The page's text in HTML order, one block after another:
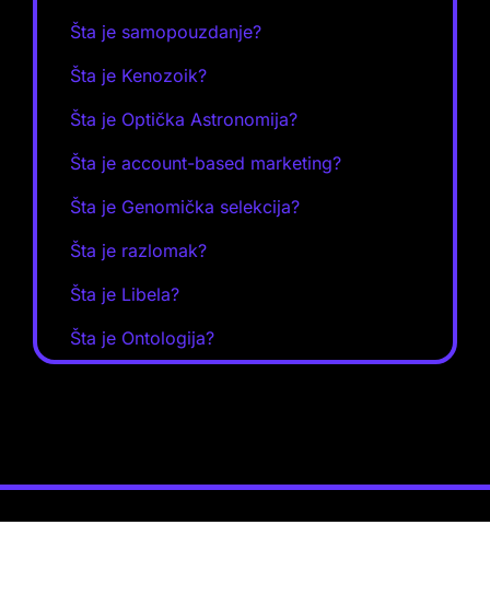
Šta je samopouzdanje?
Šta je Kenozoik?
Šta je Optička Astronomija?
Šta je account-based marketing?
Šta je Genomička selekcija?
Šta je razlomak?
Šta je Libela?
Šta je Ontologija?